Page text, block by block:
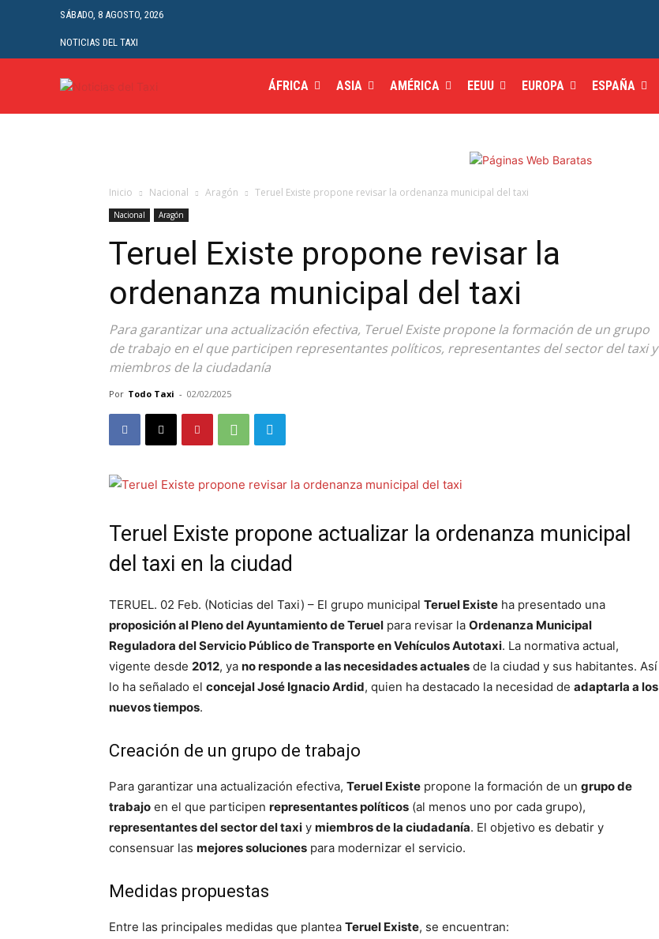
SÁBADO, 8 AGOSTO, 2026
NOTICIAS DEL TAXI
ÁFRICA ASIA AMÉRICA EEUU EUROPA ESPAÑA
Inicio Nacional Aragón Teruel Existe propone revisar la ordenanza municipal del taxi
Nacional Aragón
Teruel Existe propone revisar la
ordenanza municipal del taxi
Para garantizar una actualización efectiva, Teruel Existe propone la formación de un grupo
de trabajo en el que participen representantes políticos, representantes del sector del taxi y
miembros de la ciudadanía
Por Todo Taxi - 02/02/2025
Teruel Existe propone actualizar la ordenanza municipal
del taxi en la ciudad
TERUEL. 02 Feb. (Noticias del Taxi) – El grupo municipal Teruel Existe ha presentado una
proposición al Pleno del Ayuntamiento de Teruel para revisar la Ordenanza Municipal
Reguladora del Servicio Público de Transporte en Vehículos Autotaxi. La normativa actual,
vigente desde 2012, ya no responde a las necesidades actuales de la ciudad y sus habitantes. Así
lo ha señalado el concejal José Ignacio Ardid, quien ha destacado la necesidad de adaptarla a los
nuevos tiempos.
Creación de un grupo de trabajo
Para garantizar una actualización efectiva, Teruel Existe propone la formación de un grupo de
trabajo en el que participen representantes políticos (al menos uno por cada grupo),
representantes del sector del taxi y miembros de la ciudadanía. El objetivo es debatir y
consensuar las mejores soluciones para modernizar el servicio.
Medidas propuestas
Entre las principales medidas que plantea Teruel Existe, se encuentran: